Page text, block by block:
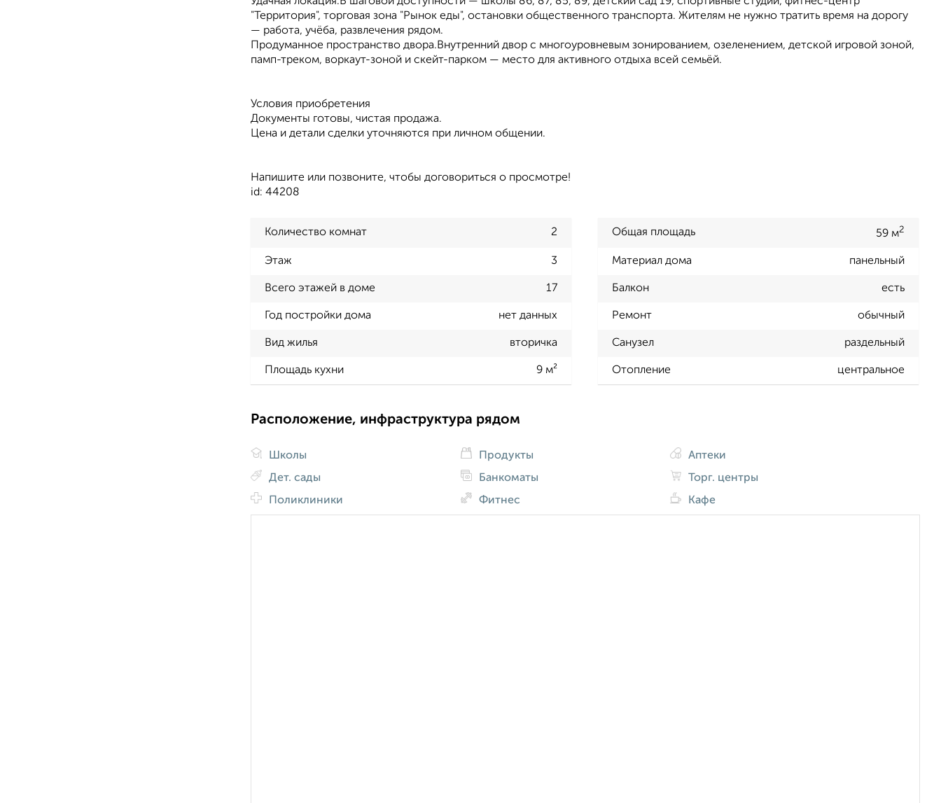
"Территория", торговая зона "Рынок еды", остановки общественного транспорта. Жителям не нужно тратить время на дорогу
— работа, учёба, развлечения рядом.
Продуманное пространство двора.Внутренний двор с многоуровневым зонированием, озеленением, детской игровой зоной,
памп-треком, воркаут-зоной и скейт-парком — место для активного отдыха всей семьёй.
Условия приобретения
Документы готовы, чистая продажа.
Цена и детали сделки уточняются при личном общении.
Напишите или позвоните, чтобы договориться о просмотре!
id: 44208
Количество комнат 2 Общая площадь 59 м2
Этаж 3 Материал дома панельный
Всего этажей в доме 17 Балкон есть
Год постройки дома нет данных Ремонт обычный
Вид жилья вторичка Санузел раздельный
Площадь кухни 9 м² Отопление центральное
Расположение, инфраструктура рядом
Школы
Дет. сады
Поликлиники
Продукты
Банкоматы
Фитнес
Аптеки
Торг. центры
Кафе